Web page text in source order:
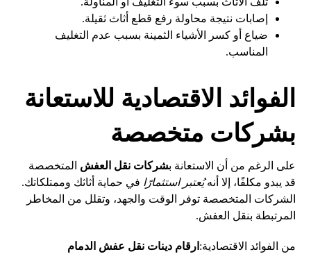
إصابات نتيجة محاولة رفع قطع أثاث ثقيلة.
ضياع أو كسر الأشياء الثمينة بسبب عدم التغليف
المناسب.
الفوائد الاقتصادية للاستعانة
بشركات متخصصة
على الرغم من أن الاستعانة بشركات نقل العفش المتخصصة
قد يبدو مكلفًا، إلا أنهيُعتبر استثمارًا في حماية أثاثك وممتلكاتك.
الشركات المتخصصة توفر الوقت والجهد، وتقلل من المخاطر
المرتبطة بنقل العفش.
من الفوائد الاقتصادية: ارقام دينات نقل عفش الدمام